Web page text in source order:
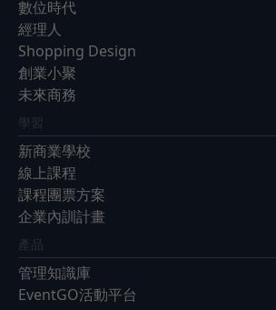
數位時代
經理人
Shopping Design
創業小聚
未來商務
學習
新商業學校
線上課程
課程團票方案
企業內訓計畫
產品
管理知識庫
EventGO活動平台